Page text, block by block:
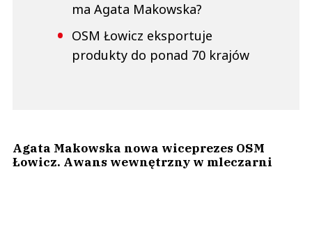
ma Agata Makowska?
OSM Łowicz eksportuje
produkty do ponad 70 krajów
Agata Makowska nowa wiceprezes OSM
Łowicz. Awans wewnętrzny w mleczarni